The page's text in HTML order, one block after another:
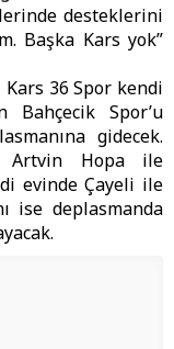
desteklerini
Başka Kars yok”
36 Spor kendi
Spor’u
gidecek.
Artvin Hopa ile
evinde Çayeli ile
ise deplasmanda